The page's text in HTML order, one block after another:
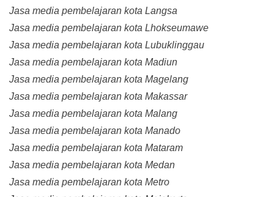
Jasa media pembelajaran kota Langsa
Jasa media pembelajaran kota Lhokseumawe
Jasa media pembelajaran kota Lubuklinggau
Jasa media pembelajaran kota Madiun
Jasa media pembelajaran kota Magelang
Jasa media pembelajaran kota Makassar
Jasa media pembelajaran kota Malang
Jasa media pembelajaran kota Manado
Jasa media pembelajaran kota Mataram
Jasa media pembelajaran kota Medan
Jasa media pembelajaran kota Metro